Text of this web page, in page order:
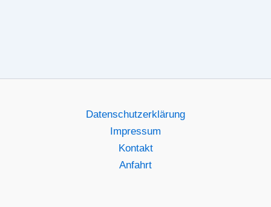
Datenschutzerklärung
Impressum
Kontakt
Anfahrt